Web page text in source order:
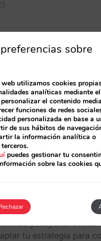
importante el
al modelo
con él
vuelto a hacer:
algo que te
y mayores costes
tu estrategia para
sobre
utilizamos cookies
analíticas mediante
el contenido
funciones de redes
personalizada en base a
de sus hábitos de
la información analítica o
puedes gestionar tu
sobre las cookies
Rechazar